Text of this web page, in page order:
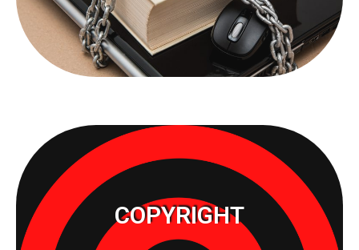
COPYRIGHT